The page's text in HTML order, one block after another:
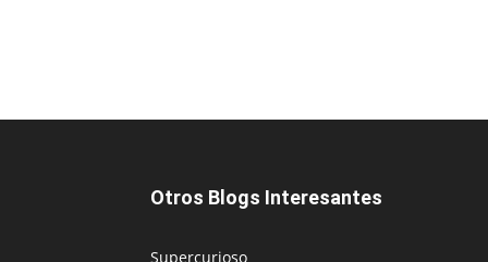
Otros Blogs Interesantes
Supercurioso